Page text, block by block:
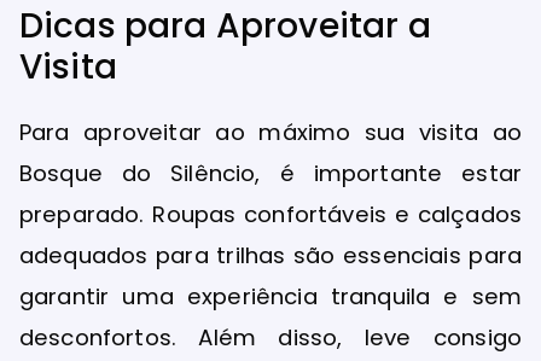
Dicas para Aproveitar a
Visita
Para aproveitar ao máximo sua visita ao
Bosque do Silêncio, é importante estar
preparado. Roupas confortáveis e calçados
adequados para trilhas são essenciais para
garantir uma experiência tranquila e sem
desconfortos. Além disso, leve consigo